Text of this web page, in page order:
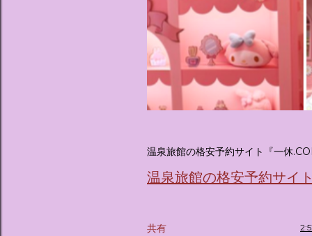
温泉旅館の格安予約サイト『一休
温泉旅館の格安予約サイ
共有